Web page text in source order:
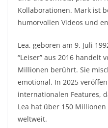
Kollaborationen. Mark ist
humorvollen Videos und
Lea, geboren am 9. Juli
“Leiser” aus 2016 handelt
Millionen berührt. Sie
emotional. In 2025
internationalen Features,
Lea hat über 150
weltweit.